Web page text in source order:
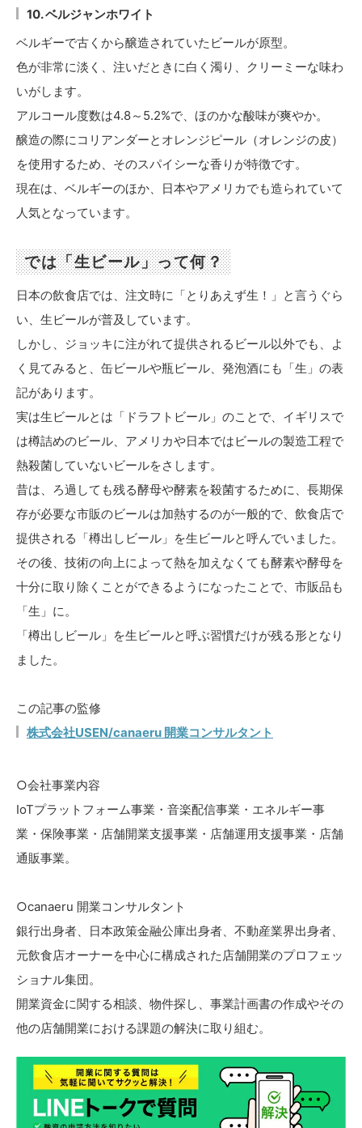
10. ベルジャンホワイト
ベルギーで古くから醸造されていたビールが原型。
色が非常に淡く、注いだときに白く濁り、クリーミーな味わ
いがします。
アルコール度数は4.8～5.2%で、ほのかな酸味が爽やか。
醸造の際にコリアンダーとオレンジピール（オレンジの皮）
を使用するため、そのスパイシーな香りが特徴です。
現在は、ベルギーのほか、日本やアメリカでも造られていて
人気となっています。
では「生ビール」って何？
日本の飲食店では、注文時に「とりあえず生！」と言うぐら
い、生ビールが普及しています。
しかし、ジョッキに注がれて提供されるビール以外でも、よ
く見てみると、缶ビールや瓶ビール、発泡酒にも「生」の表
記があります。
実は生ビールとは「ドラフトビール」のことで、イギリスで
は樽詰めのビール、アメリカや日本ではビールの製造工程で
熱殺菌していないビールをさします。
昔は、ろ過しても残る酵母や酵素を殺菌するために、長期保
存が必要な市販のビールは加熱するのが一般的で、飲食店で
提供される「樽出しビール」を生ビールと呼んでいました。
その後、技術の向上によって熱を加えなくても酵素や酵母を
十分に取り除くことができるようになったことで、市販品も
「生」に。
「樽出しビール」を生ビールと呼ぶ習慣だけが残る形となり
ました。
この記事の監修
株式会社USEN/canaeru 開業コンサルタント
○会社事業内容
IoTプラットフォーム事業・音楽配信事業・エネルギー事
業・保険事業・店舗開業支援事業・店舗運用支援事業・店舗
通販事業。
○canaeru 開業コンサルタント
銀行出身者、日本政策金融公庫出身者、不動産業界出身者、
元飲食店オーナーを中心に構成された店舗開業のプロフェッ
ショナル集団。
開業資金に関する相談、物件探し、事業計画書の作成やその
他の店舗開業における課題の解決に取り組む。